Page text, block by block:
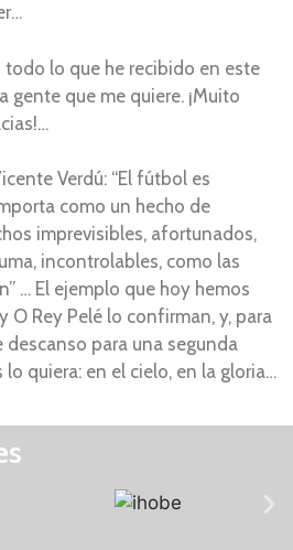
todo lo que he recibido en este
gente que me quiere. ¡Muito
Verdú: “El fútbol es
como un hecho de
imprevisibles, afortunados,
incontrolables, como las
… El ejemplo que hoy hemos
O Rey Pelé lo confirman, y, para
para una segunda
lo quiera: en el cielo, en la gloria…